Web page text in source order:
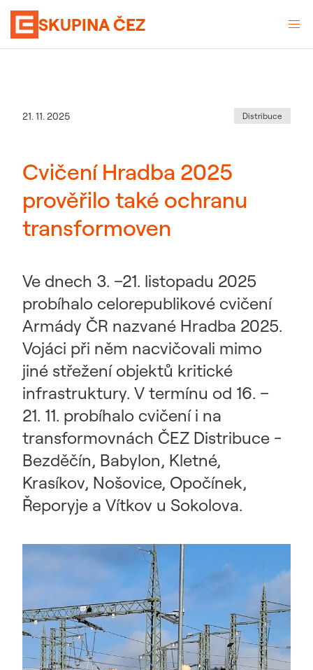
SKUPINA ČEZ
Datum zveřejnění
21. 11. 2025 Kategorie
Distribuce
Cvičení Hradba 2025
prověřilo také ochranu
transformoven
Ve dnech 3. –21. listopadu 2025
probíhalo celorepublikové cvičení
Armády ČR nazvané Hradba 2025.
Vojáci při něm nacvičovali mimo
jiné střežení objektů kritické
infrastruktury. V termínu od 16. –
21. 11. probíhalo cvičení i na
transformovnách ČEZ Distribuce -
Bezděčín, Babylon, Kletné,
Krasíkov, Nošovice, Opočínek,
Řeporyje a Vítkov u Sokolova.